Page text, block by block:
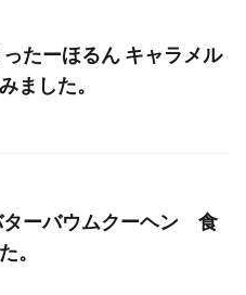
たーほるん キャラメル
ました。
ターバウムクーヘン 食
。